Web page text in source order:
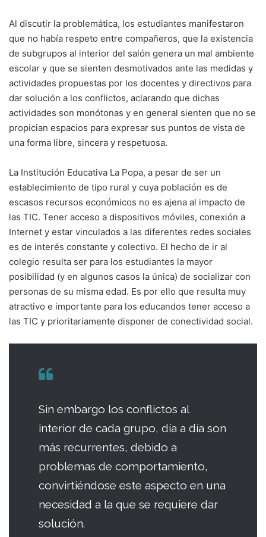
Al discutir la problemática, los estudiantes manifestaron
que no había respeto entre compañeros, que la existencia
de subgrupos al interior del salón genera un mal ambiente
escolar y que se sienten desmotivados ante las medidas y
actividades propuestas por los docentes y directivos para
dar solución a los conflictos, aclarando que dichas
actividades son monótonas y en general sienten que no se
propician espacios para expresar sus puntos de vista de
una forma libre, sincera y respetuosa.
La Institución Educativa La Popa, a pesar de ser un
establecimiento de tipo rural y cuya población es de
escasos recursos económicos no es ajena al impacto de
las TIC. Tener acceso a dispositivos móviles, conexión a
Internet y estar vinculados a las diferentes redes sociales
es de interés constante y colectivo. El hecho de ir al
colegio resulta ser para los estudiantes la mayor
posibilidad (y en algunos casos la única) de socializar con
personas de su misma edad. Es por ello que resulta muy
atractivo e importante para los educandos tener acceso a
las TIC y prioritariamente disponer de conectividad social.
Sin embargo los conflictos al
interior de cada grupo, día a día son
más recurrentes, debido a
problemas de comportamiento,
convirtiéndose este aspecto en una
necesidad a la que se requiere dar
solución.